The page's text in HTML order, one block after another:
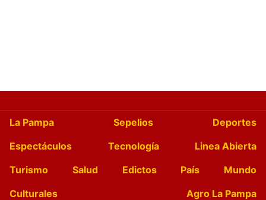
La Pampa Sepelios
Deportes
Espectáculos
Tecnología
Linea Abierta
Turismo
Salud Edictos País
Mundo
Culturales
Agro La Pampa